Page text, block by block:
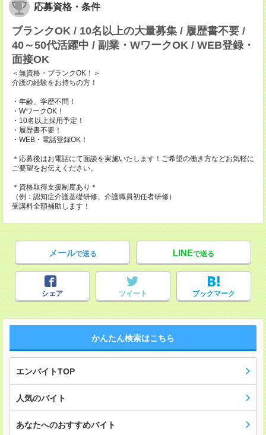
応募資格・条件
ブランクOK / 10名以上の大量募集 / 履歴書不要 /
40～50代活躍中 / 副業・WワークOK / WEB登録・
面接OK
＜無資格・ブランクOK！＞
介護の経験をお持ちの方！
・年齢、学歴不問！
・WワークOK！
・10名以上採用予定！
・履歴書不要！
・WEB・電話登録OK！
＊応募後はお電話にて面談を実施いたします！ご希望の働き方などお気軽に
ご要望をお伝えください。
＊資格取得支援制度あり＊
（例：認知症介護基礎研修、介護職員初任者研修）
受講料全額補助します！
メールで送る LINEで送る
シェア ツイート ブックマーク
かんたん検索はこちら
エンバイトTOP
人気のバイト
あなたへのおすすめバイト